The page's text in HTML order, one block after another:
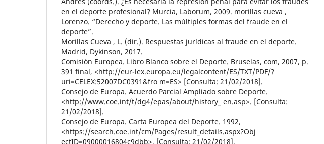
en el deporte profesional? Murcia, Laborum, 2009. morillas cueva ,
Lorenzo. “Derecho y deporte. Las múltiples formas del fraude en el
deporte”.
Morillas Cueva , L. (dir.). Respuestas jurídicas al fraude en el deporte.
Madrid, Dykinson, 2017.
Comisión Europea. Libro Blanco sobre el Deporte. Bruselas, com, 2007, p.
391 final, <http://eur-lex.europa.eu/legalcontent/ES/TXT/PDF/?
uri=CELEX:52007DC0391&fro m=ES> [Consulta: 21/02/2018].
Consejo de Europa. Acuerdo Parcial Ampliado sobre Deporte.
<http://www.coe.int/t/dg4/epas/about/history_ en.asp>. [Consulta:
21/02/2018].
Consejo de Europa. Carta Europea del Deporte. 1992,
<https://search.coe.int/cm/Pages/result_details.aspx?Obj
ectID=09000016804c9dbb>. [Consulta: 21/02/2018].